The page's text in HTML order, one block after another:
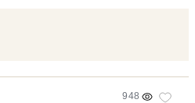
948